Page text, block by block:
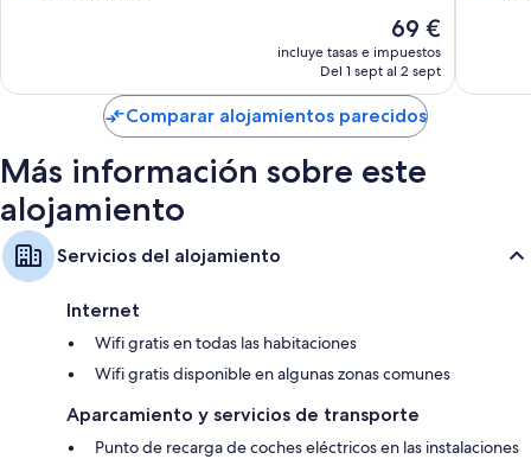
El
precio
actual
de
69 €
69 €
incluye tasas e impuestos
Del 1 sept al 2 sept
Comparar alojamientos parecidos
Más información sobre este
alojamiento
Servicios del alojamiento
Internet
Wifi gratis en todas las habitaciones
Wifi gratis disponible en algunas zonas comunes
Aparcamiento y servicios de transporte
Punto de recarga de coches eléctricos en las instalaciones